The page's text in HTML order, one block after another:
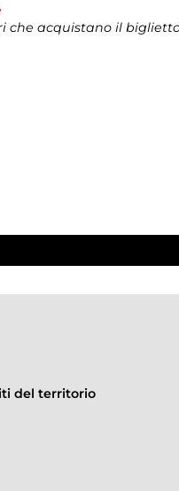
che acquistano il
del territorio